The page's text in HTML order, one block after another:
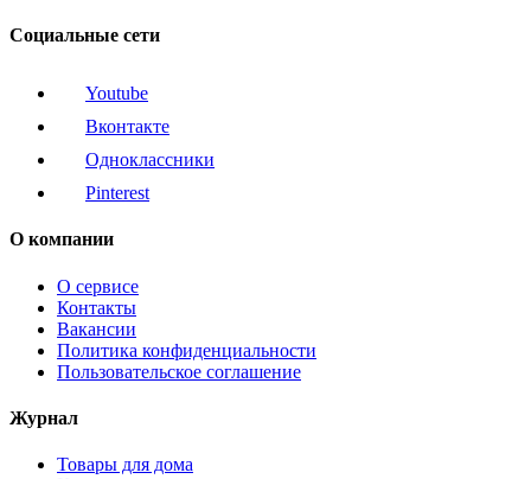
Социальные сети
Youtube
Вконтакте
Одноклассники
Pinterest
О компании
О сервисе
Контакты
Вакансии
Политика конфиденциальности
Пользовательское соглашение
Журнал
Товары для дома